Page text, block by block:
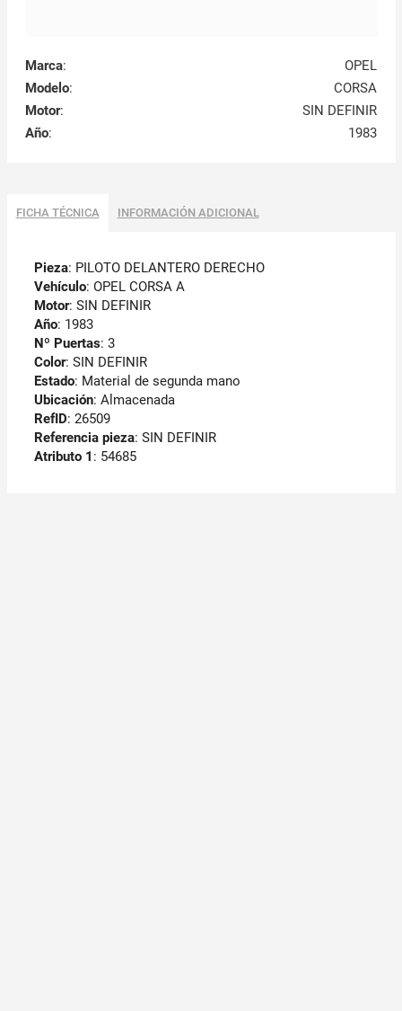
Marca:
OPEL
Modelo:
CORSA
Motor:
SIN DEFINIR
Año: 1983
FICHA TÉCNICA INFORMACIÓN ADICIONAL
Pieza: PILOTO DELANTERO DERECHO
Vehículo: OPEL CORSA A
Motor: SIN DEFINIR
Año: 1983
Nº Puertas: 3
Color: SIN DEFINIR
Estado: Material de segunda mano
Ubicación: Almacenada
RefID: 26509
Referencia pieza: SIN DEFINIR
Atributo 1 : 54685